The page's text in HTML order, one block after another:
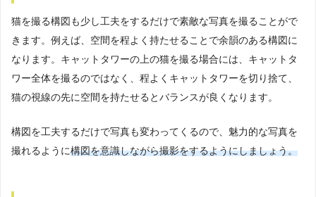
猫を撮る構図も少し工夫をするだけで素敵な写真を撮ることがで
きます。例えば、空間を程よく持たせることで余韻のある構図に
なります。キャットタワーの上の猫を撮る場合には、キャットタ
ワー全体を撮るのではなく、程よくキャットタワーを切り捨て、
猫の視線の先に空間を持たせるとバランスが良くなります。
構図を工夫するだけで写真も変わってくるので、魅力的な写真を
撮れるように構図を意識しながら撮影をするようにしましょう。